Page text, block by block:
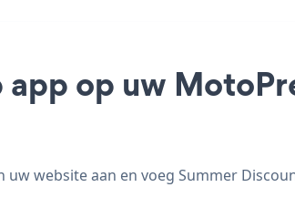
op uw
website aan en voeg Summer